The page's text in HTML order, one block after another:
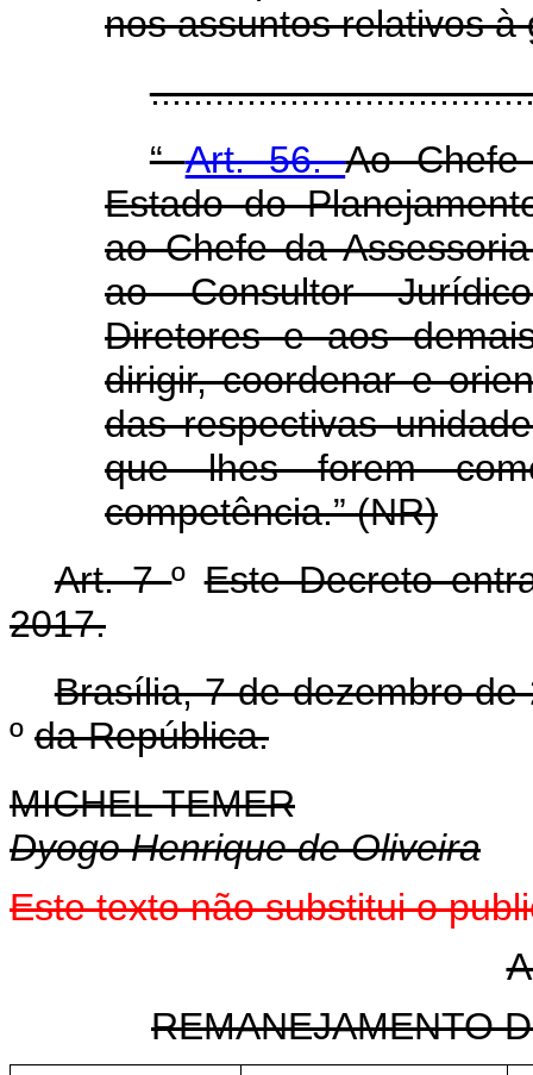
nos assuntos relativos à
“Art. 56.Ao
Estado do
ao Chefe da
ao Consultor
Diretores e aos
dirigir, coordenar e
das respectivas
que lhes forem
competência.” (NR)
Art. 7ºEste Decreto
2017.
Brasília, 7 de dezembro
º da República.
MICHEL TEMER
Dyogo Henrique de Oliveira
Este texto não substitui o
REMANEJAMENTO